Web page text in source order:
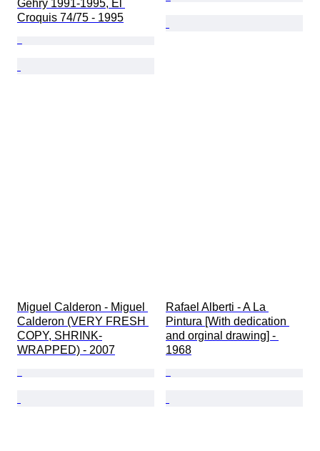
Gehry 1991-1995, El
Croquis 74/75 - 1995
Miguel Calderon - Miguel
Calderon (VERY FRESH
COPY, SHRINK-
WRAPPED) - 2007
Rafael Alberti - A La
Pintura [With dedication
and orginal drawing] -
1968